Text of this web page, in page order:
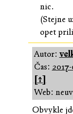
nic.
(Stejne
opet
Autor:
Čas:
[↑]
Web:
Obvykle